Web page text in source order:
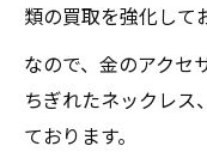
類の買取を強化して
なので、金のアクセ
ちぎれたネックレス
ております。